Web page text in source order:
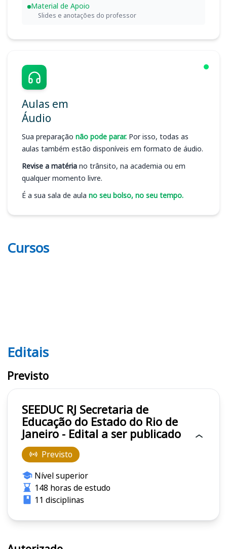
Material de Apoio
Slides e anotações do professor
Aulas em
Áudio
Sua preparação não pode parar. Por isso, todas as
aulas também estão disponíveis em formato de áudio.
Revise a matéria no trânsito, na academia ou em
qualquer momento livre.
É a sua sala de aula no seu bolso, no seu tempo.
Cursos
Editais SEEDUC RJ
Editais
Previsto
SEEDUC RJ Secretaria de
Educação do Estado do Rio de
Janeiro - Edital a ser publicado
Previsto
Nível superior
148 horas de estudo
11 disciplinas